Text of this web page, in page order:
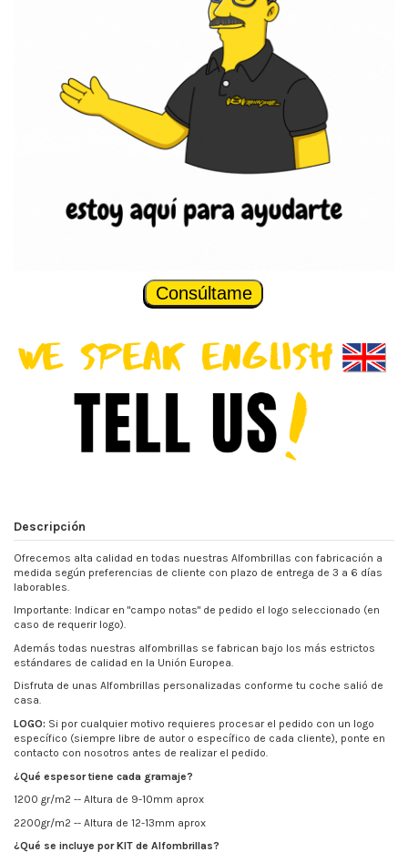
Consúltame
Descripción
Ofrecemos alta calidad en todas nuestras Alfombrillas con fabricación a
medida según preferencias de cliente con plazo de entrega de 3 a 6 días
laborables.
Importante: Indicar en "campo notas" de pedido el logo seleccionado (en
caso de requerir logo).
Además todas nuestras alfombrillas se fabrican bajo los más estrictos
estándares de calidad en la Unión Europea.
Disfruta de unas Alfombrillas personalizadas conforme tu coche salió de
casa.
LOGO: Si por cualquier motivo requieres procesar el pedido con un logo
específico (siempre libre de autor o específico de cada cliente), ponte en
contacto con nosotros antes de realizar el pedido.
¿Qué espesor tiene cada gramaje?
1200 gr/m2 -- Altura de 9-10mm aprox
2200gr/m2 -- Altura de 12-13mm aprox
¿Qué se incluye por KIT de Alfombrillas?